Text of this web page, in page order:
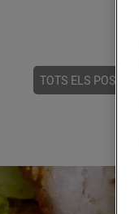
TOTS ELS POSTS